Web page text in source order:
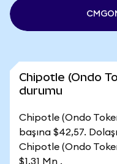
Chipotle (Ondo
durumu
Chipotle (Ondo
başına $42,57.
Chipotle (Ondo
$1,31 Mn .